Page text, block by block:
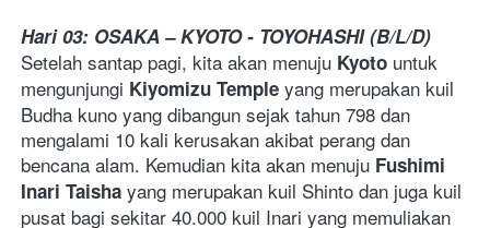
Hari 03: OSAKA – KYOTO - TOYOHASHI (B/L/D)
Setelah santap pagi, kita akan menuju Kyoto untuk
mengunjungi Kiyomizu Temple yang merupakan kuil
Budha kuno yang dibangun sejak tahun 798 dan
mengalami 10 kali kerusakan akibat perang dan
bencana alam. Kemudian kita akan menuju Fushimi
Inari Taisha yang merupakan kuil Shinto dan juga kuil
pusat bagi sekitar 40.000 kuil Inari yang memuliakan